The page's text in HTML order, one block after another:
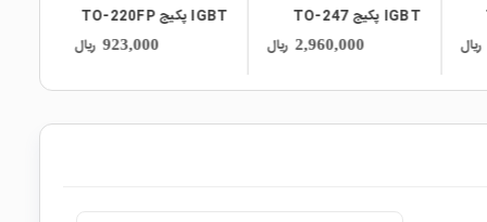
ریال
IGBT پکیج TO-220FP
923,000 ریال
IGBT پکیج TO-247
2,230,000 ریال